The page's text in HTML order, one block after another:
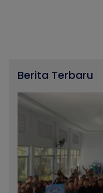
Berita Terbaru